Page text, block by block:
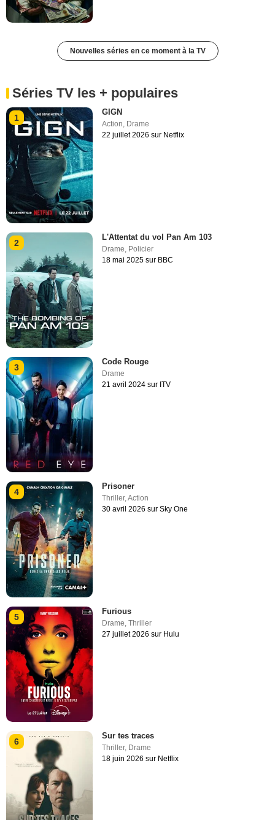
Nouvelles séries en ce moment à la TV
Séries TV les + populaires
1
GIGN
Action, Drame
22 juillet 2026 sur Netflix
2
L'Attentat du vol Pan Am 103
Drame Policier
18 mai 2025 sur BBC
3
Code Rouge
Drame
21 avril 2024 sur ITV
4
Prisoner
Thriller,Action
30 avril 2026 sur Sky One
5
Furious
Drame ,Thriller
27 juillet 2026 sur Hulu
6
Sur tes traces
Thriller, Drame
18 juin 2026 sur Netflix